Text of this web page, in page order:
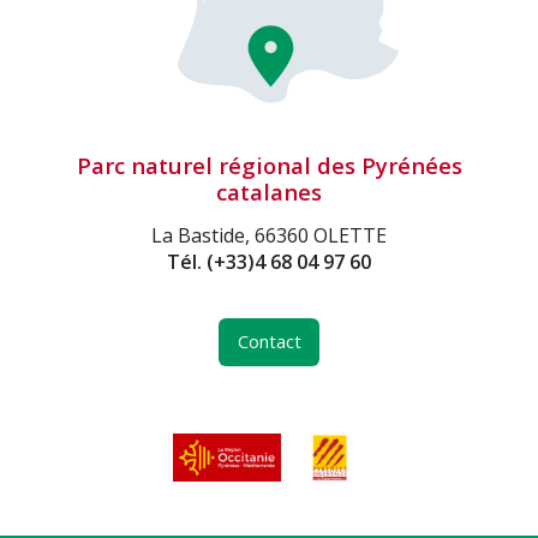
Parc naturel régional des Pyrénées
catalanes
La Bastide, 66360 OLETTE
Tél. (+33)4 68 04 97 60
Contact